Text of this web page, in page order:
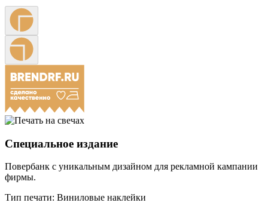
Специальное издание
Повербанк с уникальным дизайном для рекламной кампании
фирмы.
Тип печати: Виниловые наклейки